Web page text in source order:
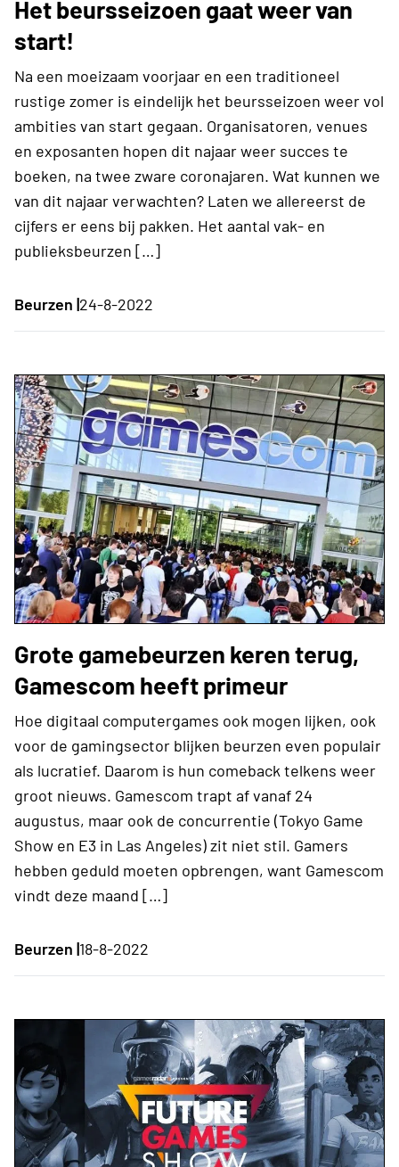
Het beursseizoen gaat weer van
start!
Na een moeizaam voorjaar en een traditioneel
rustige zomer is eindelijk het beursseizoen weer vol
ambities van start gegaan. Organisatoren, venues
en exposanten hopen dit najaar weer succes te
boeken, na twee zware coronajaren. Wat kunnen we
van dit najaar verwachten? Laten we allereerst de
cijfers er eens bij pakken. Het aantal vak- en
publieksbeurzen […]
Beurzen |24-8-2022
Grote gamebeurzen keren terug,
Gamescom heeft primeur
Hoe digitaal computergames ook mogen lijken, ook
voor de gamingsector blijken beurzen even populair
als lucratief. Daarom is hun comeback telkens weer
groot nieuws. Gamescom trapt af vanaf 24
augustus, maar ook de concurrentie (Tokyo Game
Show en E3 in Las Angeles) zit niet stil. Gamers
hebben geduld moeten opbrengen, want Gamescom
vindt deze maand […]
Beurzen |18-8-2022